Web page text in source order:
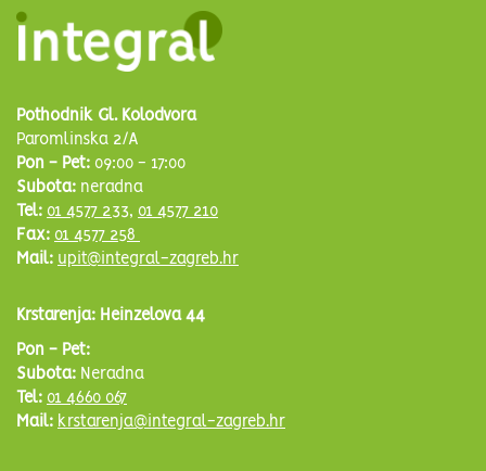
Pothodnik Gl. Kolodvora
Paromlinska 2/A
Pon - Pet: 09:00 - 17:00
Subota: neradna
Tel: 01 4577 233, 01 4577 210
Fax: 01 4577 258
Mail: upit@integral-zagreb.hr
Krstarenja: Heinzelova 44
Pon - Pet:
Subota: Neradna
Tel: 01 4660 067
Mail: krstarenja@integral-zagreb.hr